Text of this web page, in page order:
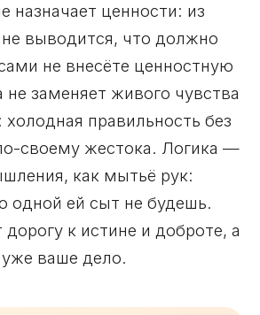
назначает ценности: из
не выводится, что должно
не внесёте ценностную
заменяет живого чувства
холодная правильность без
своему жестока. Логика —
как мытьё рук:
одной ей сыт не будешь.
к истине и доброте, а
ваше дело.